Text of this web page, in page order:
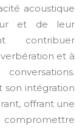
acoustique
et de leur
contribuer
et à
son intégration
offrant une